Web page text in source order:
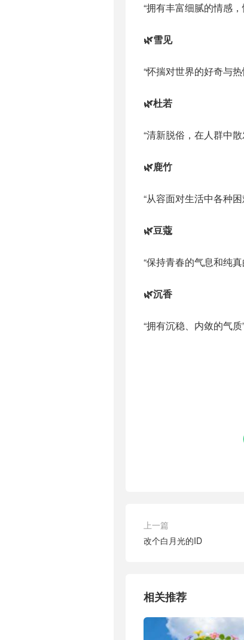
“拥有丰富细腻的情感
🌿雪见
“怀揣对世界的好奇与热
🌿杜若
“清新脱俗，在人群中
🌿鹿竹
“从容面对生活中各种
🌿豆蔻
“保持青春的气息和纯
🌿沉香
“拥有沉稳、内敛的气质
上一篇
改个白月光的ID
相关推荐